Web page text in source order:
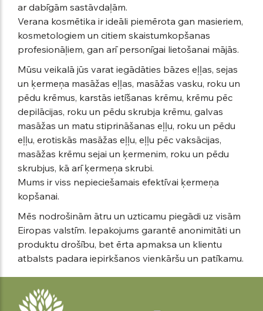
ar dabīgām sastāvdaļām.
Verana kosmētika ir ideāli piemērota gan masieriem,
kosmetologiem un citiem skaistumkopšanas
profesionāļiem, gan arī personīgai lietošanai mājās.
Mūsu veikalā jūs varat iegādāties bāzes eļļas, sejas
un ķermeņa masāžas eļļas, masāžas vasku, roku un
pēdu krēmus, karstās ietīšanas krēmu, krēmu pēc
depilācijas, roku un pēdu skrubja krēmu, galvas
masāžas un matu stiprināšanas eļļu, roku un pēdu
eļļu, erotiskās masāžas eļļu, eļļu pēc vaksācijas,
masāžas krēmu sejai un ķermenim, roku un pēdu
skrubjus, kā arī ķermeņa skrubi.
Mums ir viss nepieciešamais efektīvai ķermeņa
kopšanai.
Mēs nodrošinām ātru un uzticamu piegādi uz visām
Eiropas valstīm. Iepakojums garantē anonimitāti un
produktu drošību, bet ērta apmaksa un klientu
atbalsts padara iepirkšanos vienkāršu un patīkamu.